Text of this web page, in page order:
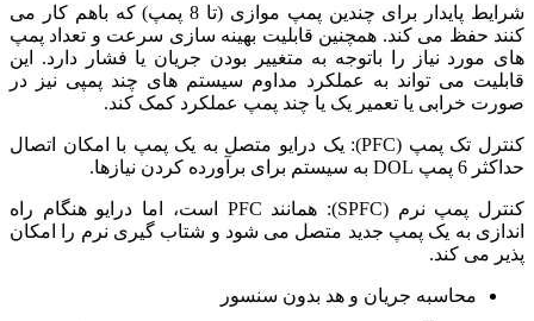
شرایط پایدار برای چندین پمپ موازی (تا 8 پمپ) که باهم کار می
کنند حفظ می کند. همچنین قابلیت بهینه سازی سرعت و تعداد پمپ
های مورد نیاز را باتوجه به متغییر بودن جریان یا فشار دارد. این
قابلیت می تواند به عملکرد مداوم سیستم های چند پمپی نیز در
صورت خرابی یا تعمیر یک یا چند پمپ عملکرد کمک کند.
کنترل تک پمپ (PFC): یک درایو متصل به یک پمپ با امکان اتصال
حداکثر 6 پمپ DOL به سیستم برای برآورده کردن نیازها.
کنترل پمپ نرم (SPFC): همانند PFC است، اما درایو هنگام راه
اندازی به یک پمپ جدید متصل می شود و شتاب گیری نرم را امکان
پذیر می کند.
محاسبه جریان و هد بدون سنسور